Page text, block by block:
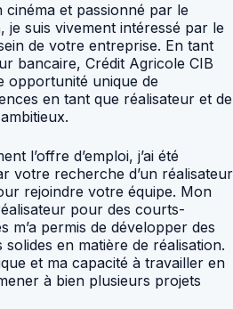
et passionné par le
je suis vivement intéressé par le
de votre entreprise. En tant
bancaire, Crédit Agricole CIB
opportunité unique de
en tant que réalisateur et de
l’offre d’emploi, j’ai été
votre recherche d’un réalisateur
rejoindre votre équipe. Mon
pour des courts-
m’a permis de développer des
en matière de réalisation.
et ma capacité à travailler en
à bien plusieurs projets